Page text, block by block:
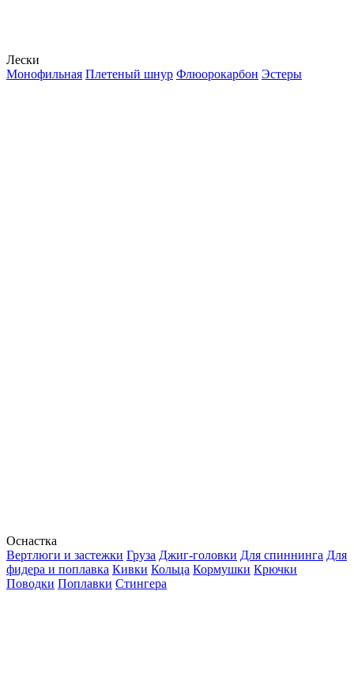
Лески
Монофильная Плетеный шнур Флюорокарбон Эстеры
Оснастка
Вертлюги и застежки Груза Джиг-головки Для спиннинга Для
фидера и поплавка Кивки Кольца Кормушки Крючки
Поводки Поплавки Стингера